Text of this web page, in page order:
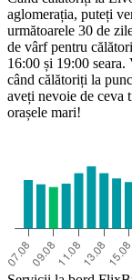
aglomerația, puteți
următoarele 30 de
de vârf pentru
16:00 și 19:00
când călătoriți la
aveți nevoie de ceva
orașele mari!